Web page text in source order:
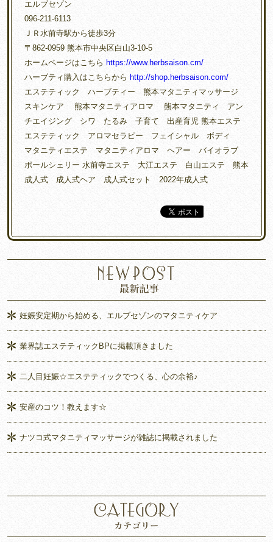
エルブセゾン
096-211-6113
ＪＲ水前寺駅から徒歩3分
〒862-0959 熊本市中央区白山3-10-5
ホームページはこちら https://www.herbsaison.cm/
ハーブティ購入はこちらから http://shop.herbsaison.com/
エステティック ハーブティー 熊本マタニティマッサージ
スキンケア 熊本マタニティアロマ 熊本マタニティ アン
チエイジング シワ たるみ 子育て 出産育児 熊本エステ
エステティック アロマセラピー フェイシャル ボディ
マタニティエステ マタニティアロマ ヘアー バイオラブ
ポールシェリー 水前寺エステ 大江エステ 白山エステ 熊本
成人式 成人式ヘア 成人式セット 2022年成人式
妊娠安定期から始める、エルブセゾンのマタニティケア
業界誌エステティックBPに掲載頂きました
二人目妊娠☆エステティックでつくる、心の余裕♪
安産のコツ！教えます☆
ナツコ式マタニティマッサージが雑誌に掲載されました